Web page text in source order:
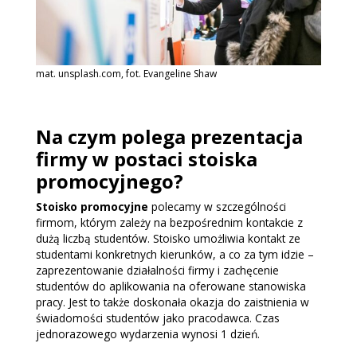
mat. unsplash.com, fot. Evangeline Shaw
Na czym polega prezentacja
firmy w postaci stoiska
promocyjnego?
Stoisko promocyjne polecamy w szczególności
firmom, którym zależy na bezpośrednim kontakcie z
dużą liczbą studentów. Stoisko umożliwia kontakt ze
studentami konkretnych kierunków, a co za tym idzie –
zaprezentowanie działalności firmy i zachęcenie
studentów do aplikowania na oferowane stanowiska
pracy. Jest to także doskonała okazja do zaistnienia w
świadomości studentów jako pracodawca. Czas
jednorazowego wydarzenia wynosi 1 dzień.